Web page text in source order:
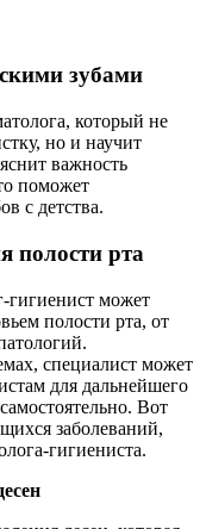
зубами
который не
но и научит
важность
поможет
с детства.
полости рта
гигиенист может
полости рта, от
специалист может
для дальнейшего
Вот
заболеваний,
гигиениста.